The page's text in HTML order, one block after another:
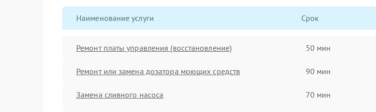
Наименование услуги Срок
Ремонт платы управления (восстановление) 50 мин
Ремонт или замена дозатора моющих средств 90 мин
Замена сливного насоса 70 мин